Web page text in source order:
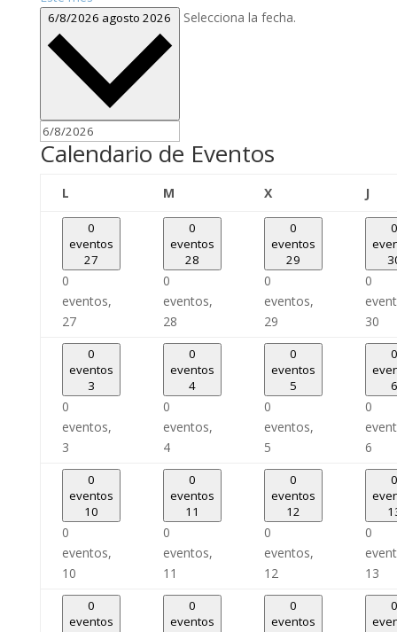
6/8/2026 agosto 2026 Selecciona la fecha.
Calendario de Eventos
L Mmartes Xmiércoles J
0
eventos
27
0
eventos,
27
0
eventos
28
0
eventos,
28
0
eventos
29
0
eventos,
29
0
0
30
0
eventos
3
0
eventos,
3
0
eventos
4
0
eventos,
4
0
eventos
5
0
eventos,
5
0
6
0
6
0
eventos
10
0
eventos,
10
0
eventos
11
0
eventos,
11
0
eventos
12
0
eventos,
12
0
0
13
0
eventos
0
eventos
0
eventos
0